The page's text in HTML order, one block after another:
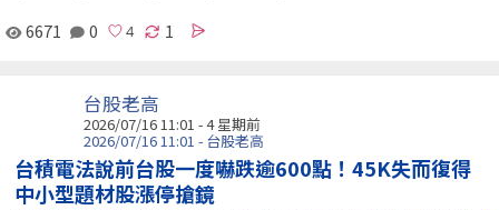
6671 0 1
台股老高
2026/07/16 11:01 - 4 星期前
2026/07/16 11:01 - 台股老高
台積電法說前台股一度嚇跌逾600點！45K失而復得
中小型題材股漲停搶鏡